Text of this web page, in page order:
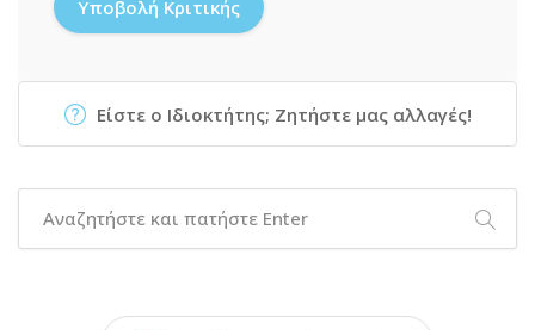
Είστε ο Ιδιοκτήτης; Ζητήστε μας αλλαγές!